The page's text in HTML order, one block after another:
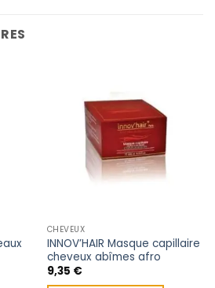
CHEVEUX
INNOV’HAIR Masque capillaire
cheveux abîmes afro
9,35 €